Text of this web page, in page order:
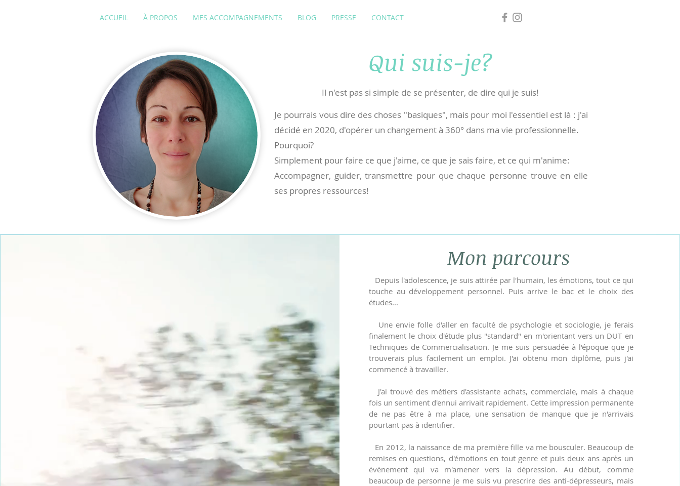
ACCUEIL À PROPOS MES ACCOMPAGNEMENTS BLOG PRESSE CONTACT
Qui suis-je?
Il n'est pas si simple de se présenter, de dire qui je suis!
Je pourrais vous dire des choses "basiques", mais pour moi l'essentiel est là : j'ai
décidé en 2020, d'opérer un changement à 360° dans ma vie professionnelle.
Pourquoi?
Simplement pour faire ce que j'aime, ce que je sais faire, et ce qui m'anime:
Accompagner, guider, transmettre pour que chaque personne trouve en elle
ses propres ressources!
Mon parcours
Depuis l'adolescence, je suis attirée par l'humain, les émotions, tout ce qui
touche au développement personnel. Puis arrive le bac et le choix des
études...
Une envie folle d'aller en faculté de psychologie et sociologie, je ferais
finalement le choix d'étude plus "standard" en m'orientant vers un DUT en
Techniques de Commercialisation. Je me suis persuadée à l'époque que je
trouverais plus facilement un emploi. J'ai obtenu mon diplôme, puis j'ai
commencé à travailler.
J'ai trouvé des métiers d'assistante achats, commerciale, mais à chaque
fois un sentiment d'ennui arrivait rapidement. Cette impression permanente
de ne pas être à ma place, une sensation de manque que je n'arrivais
pourtant pas à identifier.
En 2012, la naissance de ma première fille va me bousculer. Beaucoup de
remises en questions, d'émotions en tout genre et puis deux ans après un
évènement qui va m'amener vers la dépression. Au début, comme
beaucoup de personne je me suis vu prescrire des anti-dépresseurs, mais